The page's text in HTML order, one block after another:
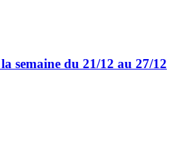
semaine du 21/12 au 27/12